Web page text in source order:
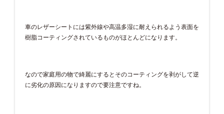
車のレザーシートには紫外線や高温多湿に耐えられるよう表面を
樹脂コーティングされているものがほとんどになります。
なので家庭用の物で綺麗にするとそのコーティングを剥がして逆
に劣化の原因になりますので要注意ですね。